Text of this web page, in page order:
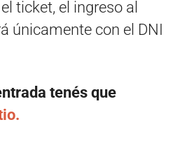
ticket, el ingreso al
únicamente con el DNI
tenés que